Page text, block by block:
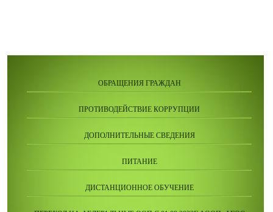
ОБРАЩЕНИЯ ГРАЖДАН
ПРОТИВОДЕЙСТВИЕ КОРРУПЦИИ
ДОПОЛНИТЕЛЬНЫЕ СВЕДЕНИЯ
ПИТАНИЕ
ДИСТАНЦИОННОЕ ОБУЧЕНИЕ